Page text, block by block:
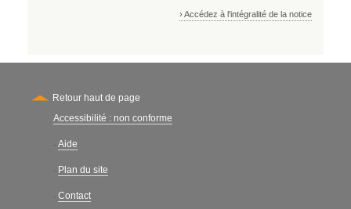
› Accédez à l'intégralité de la notice
Retour haut de page
Secondary
Accessibilité : non conforme
- Aide
- Plan du site
- Contact